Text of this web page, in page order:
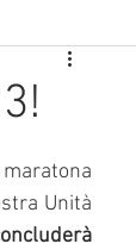
Dream Together
maratona
Unità